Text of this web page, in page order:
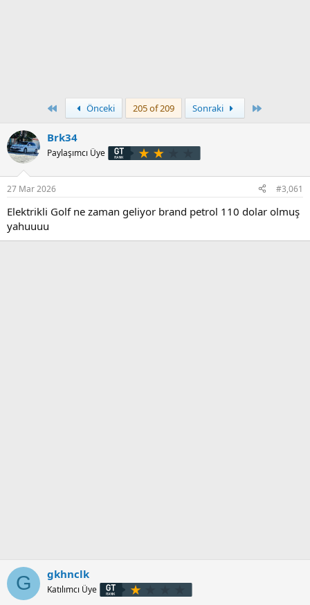
Önceki 205 of 209 Sonraki
Brk34
Paylaşımcı Üye
27 Mar 2026 #3,061
Elektrikli Golf ne zaman geliyor brand petrol 110 dolar olmuş
yahuuuu
G gkhnclk
Katılımcı Üye